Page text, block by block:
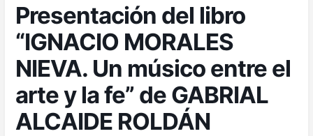
Presentación del libro
“IGNACIO MORALES
NIEVA. Un músico entre el
arte y la fe” de GABRIAL
ALCAIDE ROLDÁN